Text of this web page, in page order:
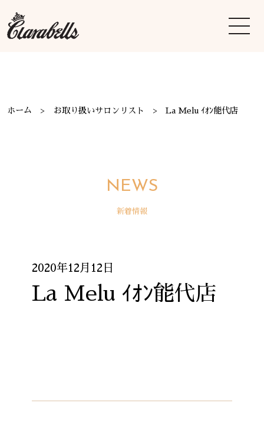
ホーム お取り扱いサロンリスト La Melu ｲｵﾝ能代店
NEWS
新着情報
2020年12月12日
La Melu ｲｵﾝ能代店